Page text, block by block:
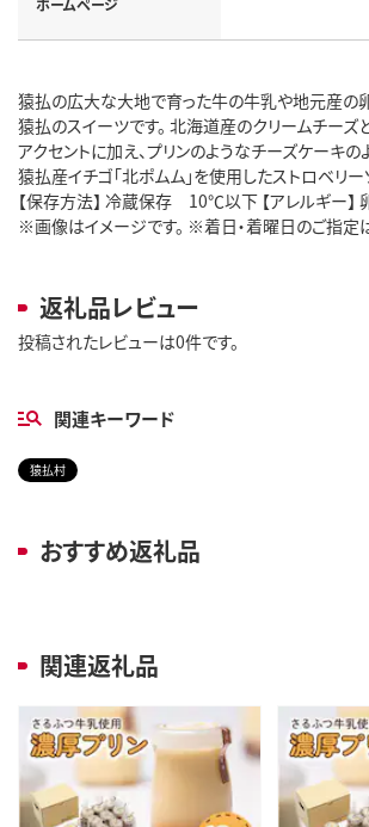
猿払の広大な大地で育った牛の牛乳や地元産の
猿払のスイーツです。 北海道産のクリームチーズ
アクセントに加え、プリンのようなチーズケーキの
猿払産イチゴ「北ポムム」を使用したストロベリー
【保存方法】 冷蔵保存 10℃以下 【アレルギー】
※画像はイメージです。 ※着日・着曜日のご指定
返礼品レビュー
投稿されたレビューは0件です。
関連キーワード
猿払村
おすすめ返礼品
関連返礼品